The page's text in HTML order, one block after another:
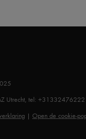
Utrecht, tel: +31332476222
| Open de cookie-